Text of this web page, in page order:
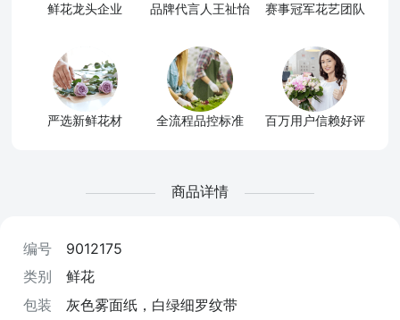
鲜花龙头企业 品牌代言人王祉怡 赛事冠军花艺团队
严选新鲜花材 全流程品控标准 百万用户信赖好评
商品详情
编号
9012175
类别
鲜花
包装
灰色雾面纸，白绿细罗纹带